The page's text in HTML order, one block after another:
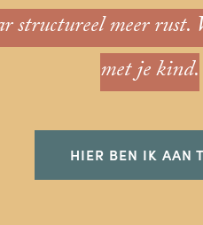
structureel meer
met je kind.
HIER BEN IK AAN